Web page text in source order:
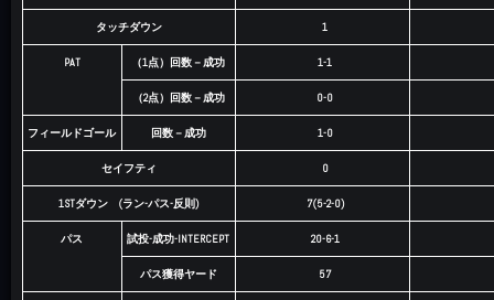
タッチダウン 1
PAT （1点）回数－成功 1-1
（2点）回数－成功 0-0
フィールドゴール 回数－成功 1-0
セイフティ 0
1STダウン (ラン-パス-反則) 7(5-2-0)
パス 試投-成功-INTERCEPT 20-6-1
パス獲得ヤード 57